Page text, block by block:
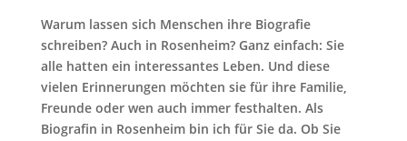
Warum lassen sich Menschen ihre Biografie
schreiben? Auch in Rosenheim? Ganz einfach: Sie
alle hatten ein interessantes Leben. Und diese
vielen Erinnerungen möchten sie für ihre Familie,
Freunde oder wen auch immer festhalten. Als
Biografin in Rosenheim bin ich für Sie da. Ob Sie